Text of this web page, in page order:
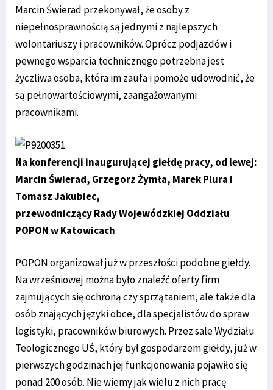
Marcin Świerad przekonywał, że osoby z
niepełnosprawnością są jednymi z najlepszych
wolontariuszy i pracowników. Oprócz podjazdów i
pewnego wsparcia technicznego potrzebna jest
życzliwa osoba, która im zaufa i pomoże udowodnić, że
są pełnowartościowymi, zaangażowanymi
pracownikami.
Na konferencji inaugurującej giełdę pracy, od lewej:
Marcin Świerad, Grzegorz Żymła, Marek Plura i
Tomasz Jakubiec,
przewodniczący Rady Wojewódzkiej Oddziału
POPON w Katowicach
POPON organizował już w przeszłości podobne giełdy.
Na wrześniowej można było znaleźć oferty firm
zajmujących się ochroną czy sprzątaniem, ale także dla
osób znających języki obce, dla specjalistów do spraw
logistyki, pracowników biurowych. Przez sale Wydziału
Teologicznego UŚ, który był gospodarzem giełdy, już w
pierwszych godzinach jej funkcjonowania pojawiło się
ponad 200 osób. Nie wiemy jak wielu z nich pracę